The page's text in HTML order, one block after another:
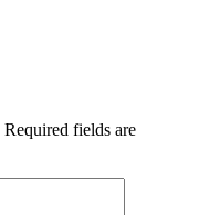
Required fields are